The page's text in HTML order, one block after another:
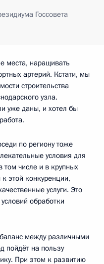
Госсовета
места, наращивать
артерий. Кстати, мы
строительства
узла.
уже даны, и хотел бы
по региону тоже
условия для
числе и в крупных
этой конкуренции,
услуги. Это
обработки
между различными
пойдёт на пользу
При этом к развитию